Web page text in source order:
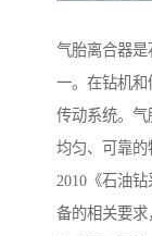
气胎离合器
一。在钻机
传动系统。
均匀、可靠的
2010《石油
备的相关要求